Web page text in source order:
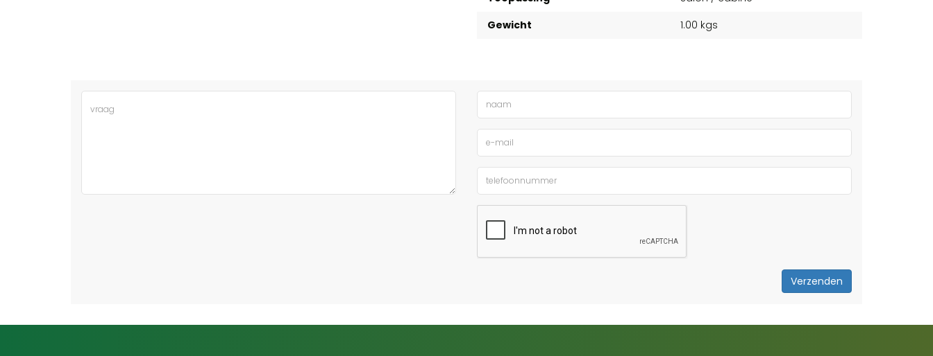
Gewicht
1.00 kgs
Verzenden